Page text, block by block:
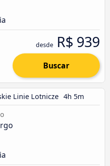
desde R$ 939
Buscar
Linie Lotnicze 4h 5m